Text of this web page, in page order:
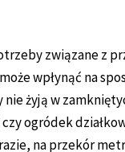
związane z
wpłynąć na
żyją w
ogródek
na przekór